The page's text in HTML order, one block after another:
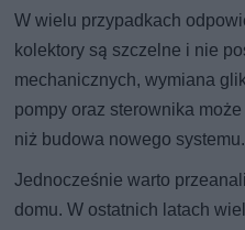
W wielu przypadkach
kolektory są szczelne i nie
mechanicznych, wymiana
pompy oraz sterownika
niż budowa nowego systemu.
Jednocześnie warto
domu. W ostatnich latach